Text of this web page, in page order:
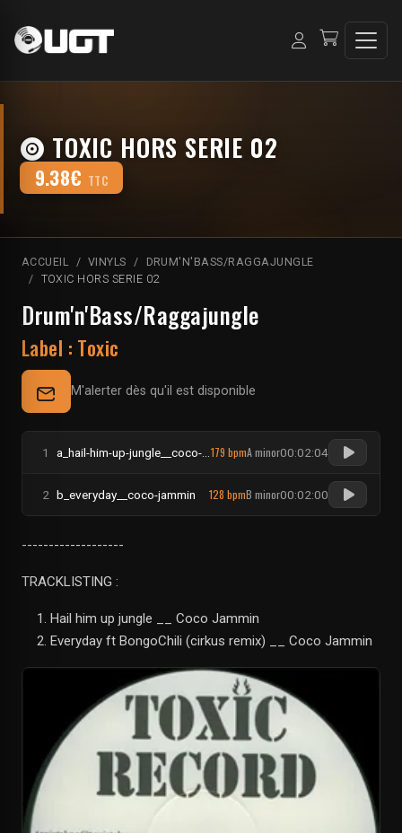
TOXIC HORS SERIE 02
9.38€ TTC
ACCUEIL VINYLS
DRUM'N'BASS/RAGGAJUNGLE
TOXIC HORS SERIE 02
Drum'n'Bass/Raggajungle
Label : Toxic
M'alerter dès qu'il est disponible
1 a_hail-him-up-jungle__coco-jammin 179 bpmA minor00:02:04
2 b_everyday__coco-jammin 128 bpmB minor00:02:00
-------------------
TRACKLISTING :
Hail him up jungle __ Coco Jammin
Everyday ft BongoChili (cirkus remix) __ Coco Jammin